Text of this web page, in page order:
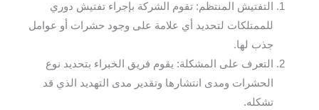
التفتيش المنتظم: تقوم الشركة بإجراء تفتيش دوري
للممتلكات لتحديد أي علامة على وجود حشرات أو عوامل
جذب لها.
التعرف على المشكلة: يقوم فريق الخبراء بتحديد نوع
الحشرات ومدى انتشارها وتقدير مدى التهديد الذي قد
تشكله.